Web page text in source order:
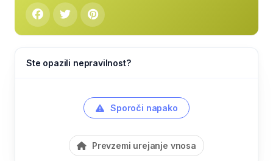
Ste opazili nepravilnost?
Sporoči napako
Prevzemi urejanje vnosa